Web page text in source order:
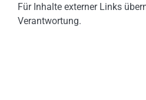
Für Inhalte externer Links
Verantwortung.